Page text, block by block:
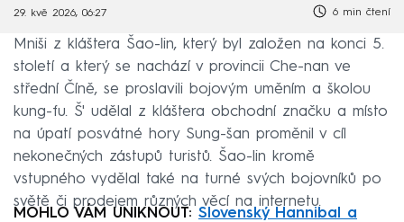
29. kvě 2026, 06:27 6 min čtení
Mniši z kláštera Šao-lin, který byl založen na konci 5.
století a který se nachází v provincii Che-nan ve
střední Číně, se proslavili bojovým uměním a školou
kung-fu. Š' udělal z kláštera obchodní značku a místo
na úpatí posvátné hory Sung-šan proměnil v cíl
nekonečných zástupů turistů. Šao-lin kromě
vstupného vydělal také na turné svých bojovníků po
světě či prodejem různých věcí na internetu.
MOHLO VÁM UNIKNOUT: Slovenský Hannibal a